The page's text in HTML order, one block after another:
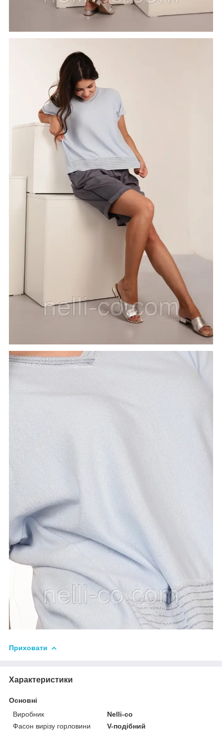
Приховати
Характеристики
Основні
Виробник
Nelli-co
Фасон вирізу горловини
V-подібний